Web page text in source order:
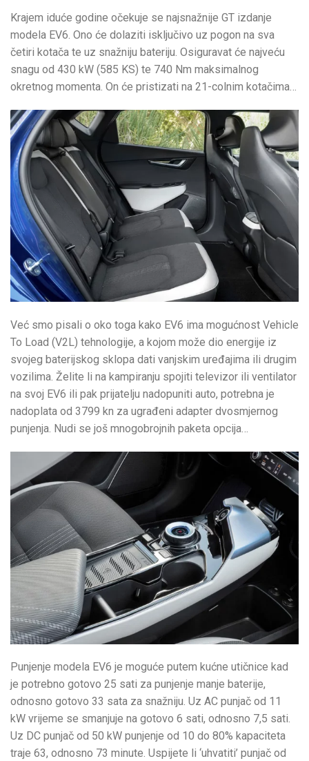
Krajem iduće godine očekuje se najsnažnije GT izdanje
modela EV6. Ono će dolaziti isključivo uz pogon na sva
četiri kotača te uz snažniju bateriju. Osiguravat će najveću
snagu od 430 kW (585 KS) te 740 Nm maksimalnog
okretnog momenta. On će pristizati na 21-colnim kotačima…
Već smo pisali o oko toga kako EV6 ima mogućnost Vehicle
To Load (V2L) tehnologije, a kojom može dio energije iz
svojeg baterijskog sklopa dati vanjskim uređajima ili drugim
vozilima. Želite li na kampiranju spojiti televizor ili ventilator
na svoj EV6 ili pak prijatelju nadopuniti auto, potrebna je
nadoplata od 3799 kn za ugrađeni adapter dvosmjernog
punjenja. Nudi se još mnogobrojnih paketa opcija…
Punjenje modela EV6 je moguće putem kućne utičnice kad
je potrebno gotovo 25 sati za punjenje manje baterije,
odnosno gotovo 33 sata za snažniju. Uz AC punjač od 11
kW vrijeme se smanjuje na gotovo 6 sati, odnosno 7,5 sati.
Uz DC punjač od 50 kW punjenje od 10 do 80% kapaciteta
traje 63, odnosno 73 minute. Uspijete li ‘uhvatiti’ punjač od